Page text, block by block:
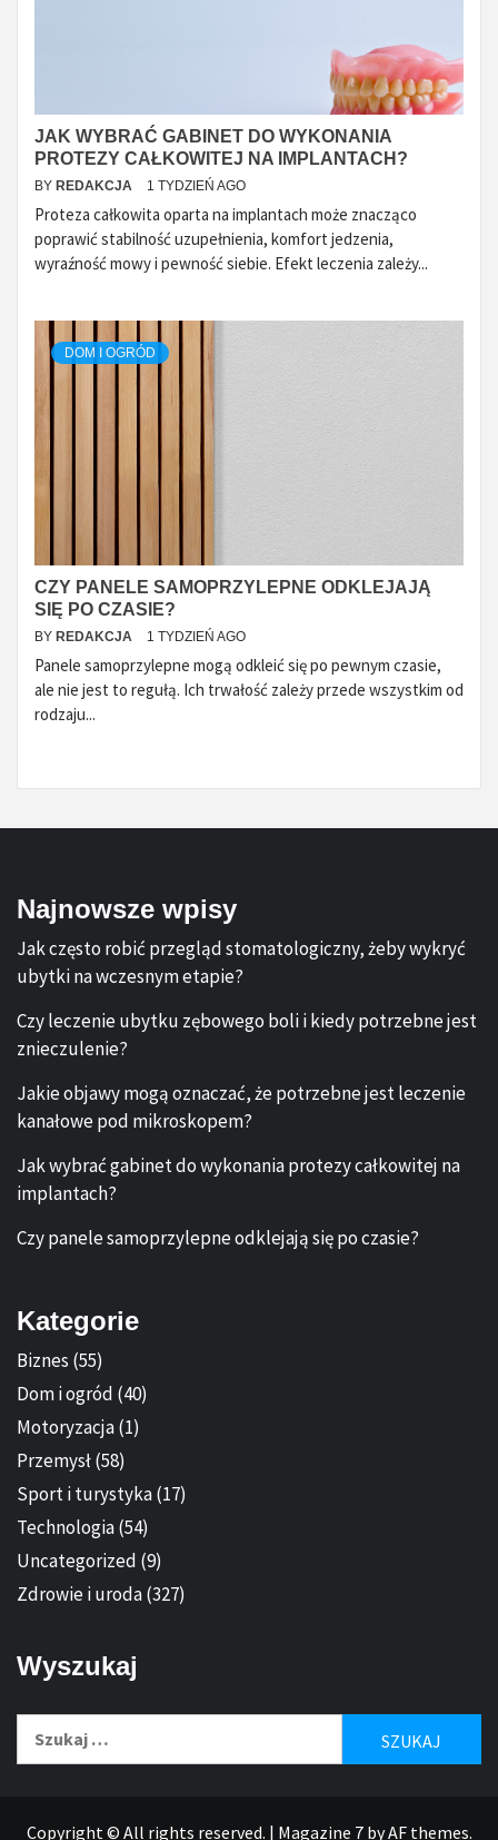
JAK WYBRAĆ GABINET DO WYKONANIA
PROTEZY CAŁKOWITEJ NA IMPLANTACH?
BY REDAKCJA 1 TYDZIEŃ AGO
Proteza całkowita oparta na implantach może znacząco
poprawić stabilność uzupełnienia, komfort jedzenia,
wyraźność mowy i pewność siebie. Efekt leczenia zależy...
DOM I OGRÓD
CZY PANELE SAMOPRZYLEPNE ODKLEJAJĄ
SIĘ PO CZASIE?
BY REDAKCJA 1 TYDZIEŃ AGO
Panele samoprzylepne mogą odkleić się po pewnym czasie,
ale nie jest to regułą. Ich trwałość zależy przede wszystkim od
rodzaju...
Najnowsze wpisy
Jak często robić przegląd stomatologiczny, żeby wykryć
ubytki na wczesnym etapie?
Czy leczenie ubytku zębowego boli i kiedy potrzebne jest
znieczulenie?
Jakie objawy mogą oznaczać, że potrzebne jest leczenie
kanałowe pod mikroskopem?
Jak wybrać gabinet do wykonania protezy całkowitej na
implantach?
Czy panele samoprzylepne odklejają się po czasie?
Kategorie
Biznes (55)
Dom i ogród (40)
Motoryzacja(1)
Przemysł(58)
Sport i turystyka(17)
Technologia(54)
Uncategorized (9)
Zdrowie i uroda(327)
Wyszukaj
Copyright © All rights reserved. | Magazine 7by AF themes.